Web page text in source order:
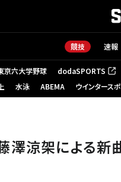
競技 速報
京六大学野球 dodaSPORTS
（新しいタブで開く）
水泳 ABEMA ウインタース
澤涼架による新